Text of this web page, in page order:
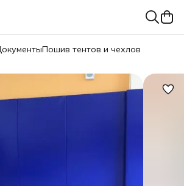
Пошив тентов и чехлов